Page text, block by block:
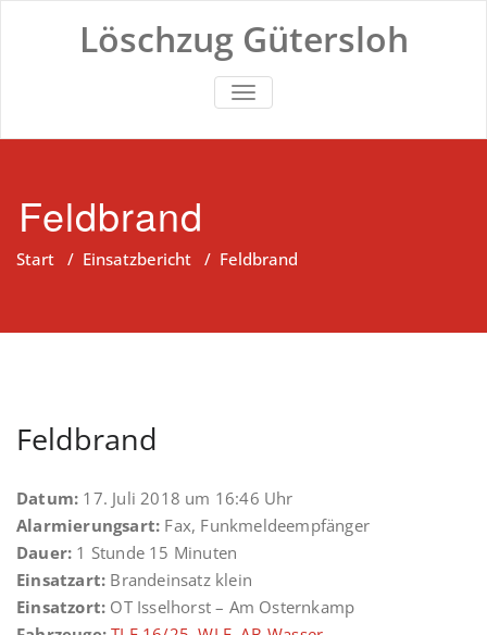
Löschzug Gütersloh
TOGGLE NAVIGATION
Feldbrand
Start / Einsatzbericht / Feldbrand
Feldbrand
Datum: 17. Juli 2018 um 16:46 Uhr
Alarmierungsart: Fax, Funkmeldeempfänger
Dauer: 1 Stunde 15 Minuten
Einsatzart: Brandeinsatz klein
Einsatzort: OT Isselhorst – Am Osternkamp